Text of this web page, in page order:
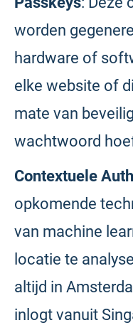
worden
hardware of
elke website of
mate van
wachtwoord
Contextuele
opkomende
van machine
locatie te
altijd in
inlogt vanuit